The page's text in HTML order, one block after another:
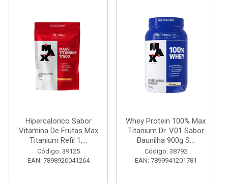
Hipercalorico Sabor
Vitamina De Frutas Max
Titanium Refil 1,...
Código: 39125
EAN: 7898920041264
Whey Protein 100% Max
Titanium Dr. V01 Sabor
Baunilha 900g S...
Código: 38792
EAN: 7899941201781